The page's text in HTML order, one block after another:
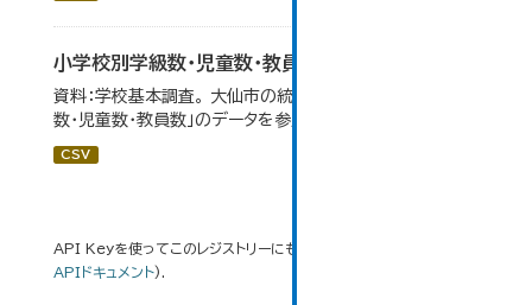
小学校別学級数・児童数・教員数
資料：学校基本調査。 大仙市の統計「14-4 小学校別学級
数・児童数・教員数」のデータを参照しています。
CSV
API Keyを使ってこのレジストリーにもアクセス可能です
APIドキュメント).